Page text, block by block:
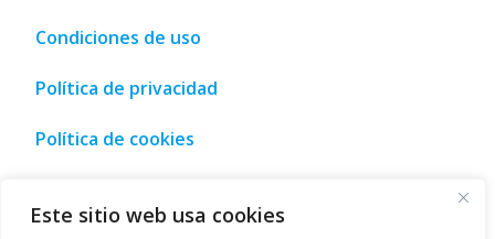
Este sitio web usa cookies
Condiciones de uso
Política de privacidad
Política de cookies
de turismo, ocio y compra • Málaga, España Tourism,